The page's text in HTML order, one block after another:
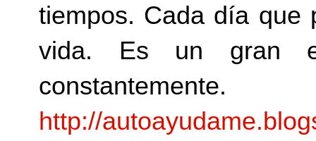
tiempos. Cada día que
vida. Es un gran
constantemente.
http://